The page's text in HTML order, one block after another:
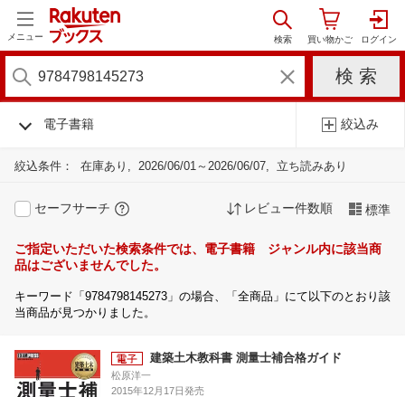
メニュー
電子書籍 絞込み
絞込条件： 在庫あり 2026/06/01～2026/06/07 立ち読みあり
セーフサーチ レビュー件数順 標準
ご指定いただいた検索条件では、電子書籍 ジャンル内に該当商
品はございませんでした。
キーワード「9784798145273」の場合、「全商品」にて以下のとおり該
当商品が見つかりました。
建築土木教科書 測量士補合格ガイド
松原洋一
2015年12月17日発売